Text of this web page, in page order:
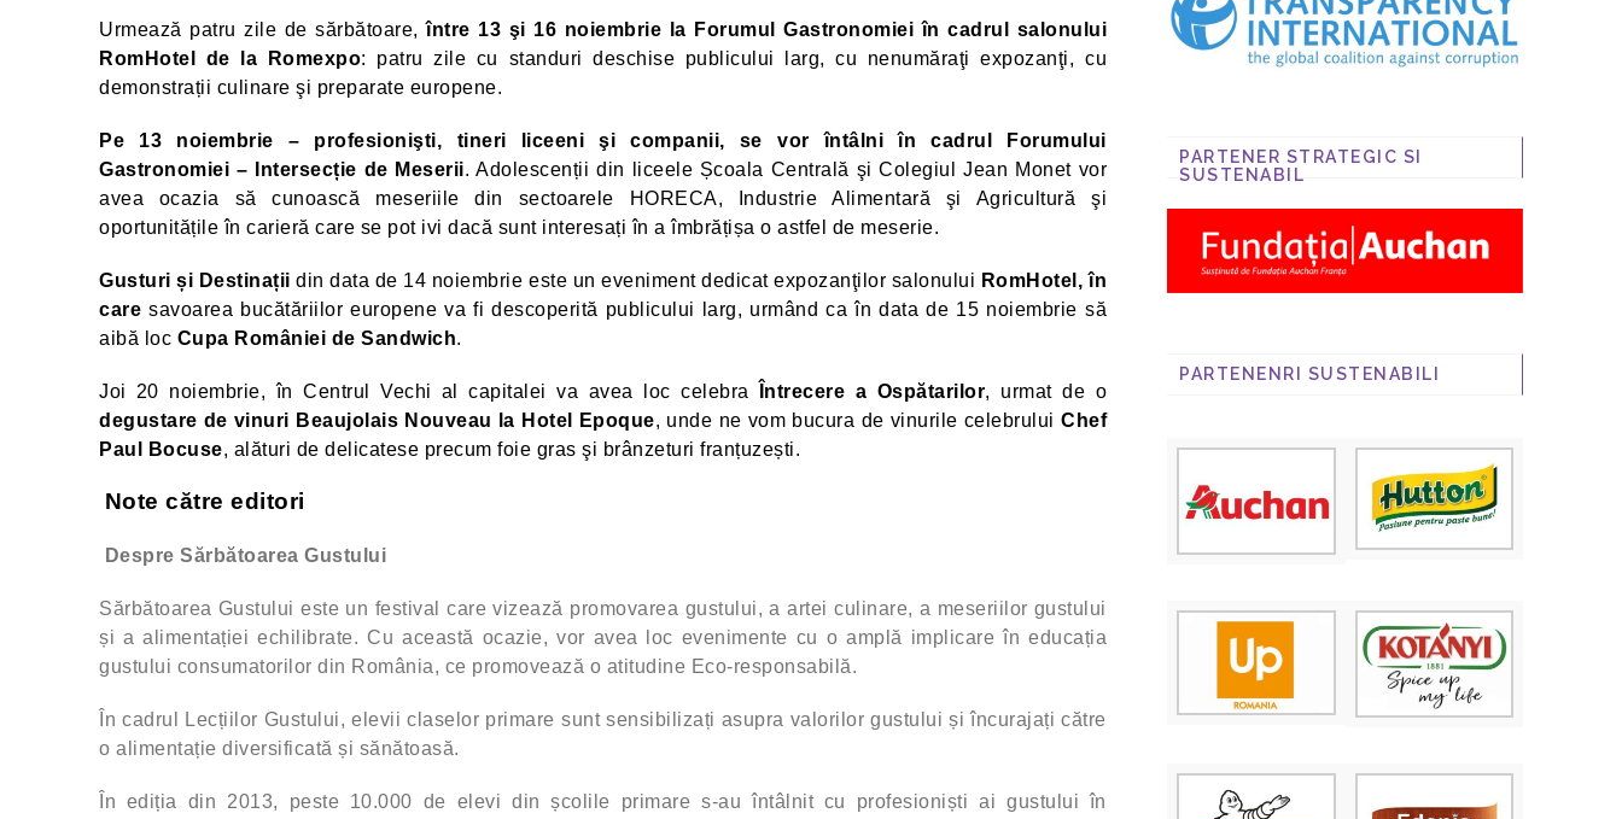
Urmează patru zile de sărbătoare,între 13 şi 16 noiembrie la Forumul Gastronomiei în cadrul salonului
RomHotel de la Romexpo: patru zile cu standuri deschise publicului larg, cu nenumăraţi expozanţi, cu
demonstrații culinare şi preparate europene.
Pe 13 noiembrie – profesionişti, tineri liceeni şi companii, se vor întâlni în cadrul Forumului
Gastronomiei – Intersecție de Meserii. Adolescenții din liceele Școala Centrală şi Colegiul Jean Monet vor
avea ocazia să cunoască meseriile din sectoarele HORECA, Industrie Alimentară şi Agricultură şi
oportunitățile în carieră care se pot ivi dacă sunt interesați în a îmbrățișa o astfel de meserie.
Gusturi și Destinații din data de 14 noiembrie este un eveniment dedicat expozanţilor salonului RomHotel, în
care savoarea bucătăriilor europene va fi descoperită publicului larg, urmând ca în data de 15 noiembrie să
aibă loc Cupa României de Sandwich.
Joi 20 noiembrie, în Centrul Vechi al capitalei va avea loc celebra Întrecere a Ospătarilor, urmat de o
degustare de vinuri Beaujolais Nouveau la Hotel Epoque, unde ne vom bucura de vinurile celebruluiChef
Paul Bocuse, alături de delicatese precum foie gras şi brânzeturi franțuzești.
Note către editori
Despre Sărbătoarea Gustului
Sărbătoarea Gustului este un festival care vizează promovarea gustului, a artei culinare, a meseriilor gustului
și a alimentației echilibrate. Cu această ocazie, vor avea loc evenimente cu o amplă implicare în educația
gustului consumatorilor din România, ce promovează o atitudine Eco-responsabilă.
În cadrul Lecțiilor Gustului, elevii claselor primare sunt sensibilizați asupra valorilor gustului și încurajați către
o alimentație diversificată și sănătoasă.
În ediția din 2013, peste 10.000 de elevi din școlile primare s-au întâlnit cu profesioniști ai gustului în
PARTENER STRATEGIC SI
SUSTENABIL
PARTENENRI SUSTENABILI